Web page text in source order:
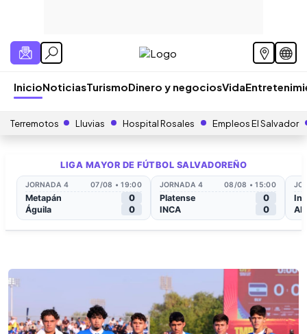
InicioNoticiasTurismoDinero y negociosVida
Terremotos Lluvias Hospital Rosales Empleos El Salvador